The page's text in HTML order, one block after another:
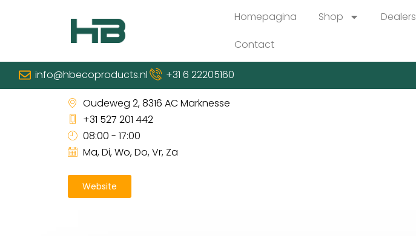
Homepagina Shop Dealers
Contact
info@hbecoproducts.nl +31 6 22205160
WeeversNieuwstad B.V. Marknesse
Oudeweg 2, 8316 AC Marknesse
+31 527 201 442
08:00 - 17:00
Ma, Di, Wo, Do, Vr, Za
Website